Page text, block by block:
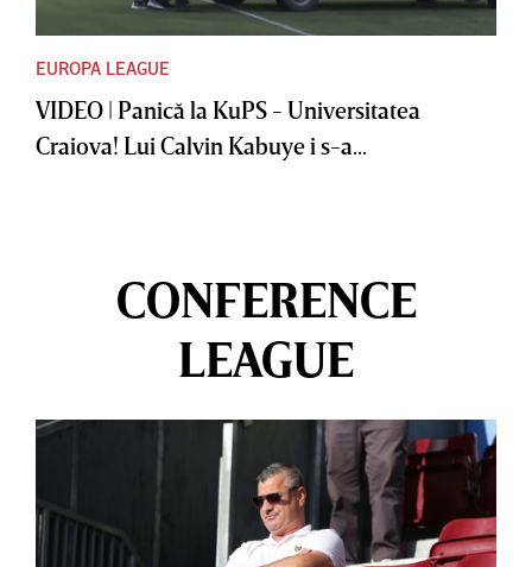
EUROPA LEAGUE
VIDEO | Panică la KuPS - Universitatea
Craiova! Lui Calvin Kabuye i s-a...
CONFERENCE
LEAGUE